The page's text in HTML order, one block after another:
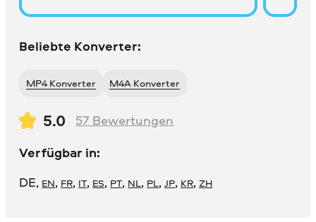
Beliebte Konverter:
MP4 Konverter M4A Konverter
5.0 57 Bewertungen
Verfügbar in:
DE, EN, FR, IT, ES, PT, NL, PL,JP, KR,ZH